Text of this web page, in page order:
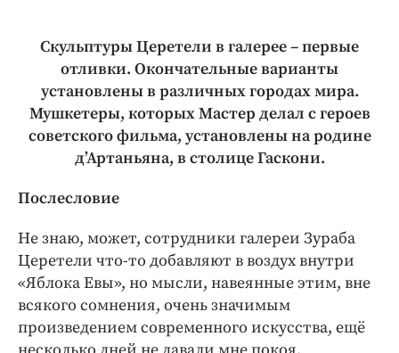
Скульптуры Церетели в галерее – первые
отливки. Окончательные варианты
установлены в различных городах мира.
Мушкетеры, которых Мастер делал с героев
советского фильма, установлены на родине
д’Артаньяна, в столице Гаскони.
Послесловие
Не знаю, может, сотрудники галереи Зураба
Церетели что-­то добавляют в воздух внутри
«Яблока Евы», но мысли, навеянные этим, вне
всякого сомнения, очень значимым
произведением современного искусства, ещё